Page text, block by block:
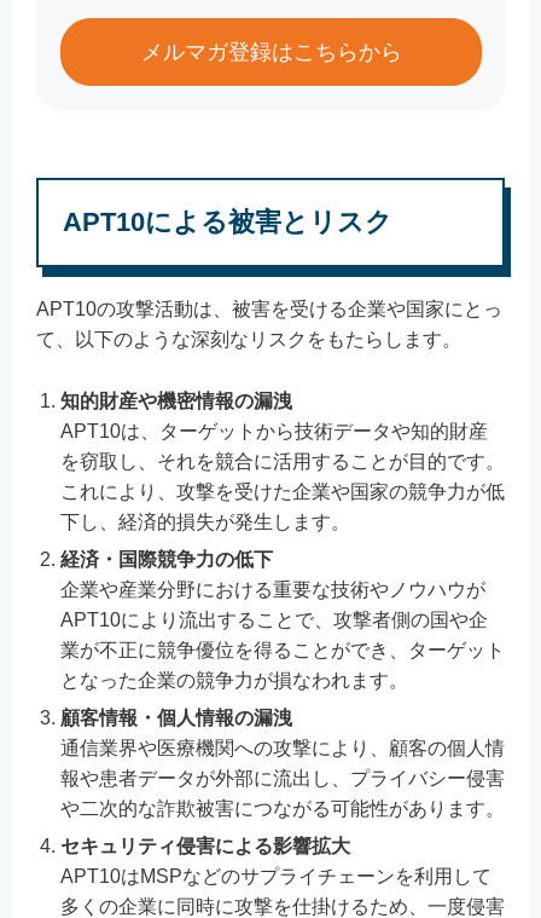
メルマガ登録はこちらから
APT10による被害とリスク
APT10の攻撃活動は、被害を受ける企業や国家にとっ
て、以下のような深刻なリスクをもたらします。
知的財産や機密情報の漏洩
APT10は、ターゲットから技術データや知的財産
を窃取し、それを競合に活用することが目的です。
これにより、攻撃を受けた企業や国家の競争力が低
下し、経済的損失が発生します。
経済・国際競争力の低下
企業や産業分野における重要な技術やノウハウが
APT10により流出することで、攻撃者側の国や企
業が不正に競争優位を得ることができ、ターゲット
となった企業の競争力が損なわれます。
顧客情報・個人情報の漏洩
通信業界や医療機関への攻撃により、顧客の個人情
報や患者データが外部に流出し、プライバシー侵害
や二次的な詐欺被害につながる可能性があります。
セキュリティ侵害による影響拡大
APT10はMSPなどのサプライチェーンを利用して
多くの企業に同時に攻撃を仕掛けるため、一度侵害